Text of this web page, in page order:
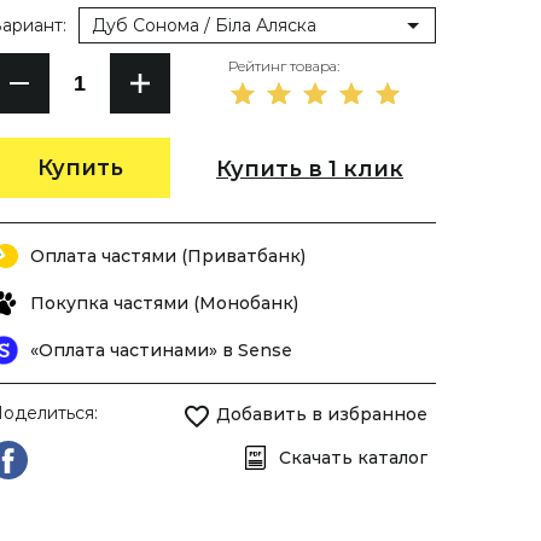
Купить
Дуб Сонома / Біла Аляска
Рейтинг товара:
Купить в 1 клик
Оплата частями (Приватбанк)
Покупка частями (Монобанк)
«Оплата частинами» в Sense
Добавить в избранное
Скачать каталог